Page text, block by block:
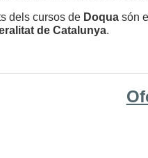
dels cursos de Doquasón
de Catalunya.